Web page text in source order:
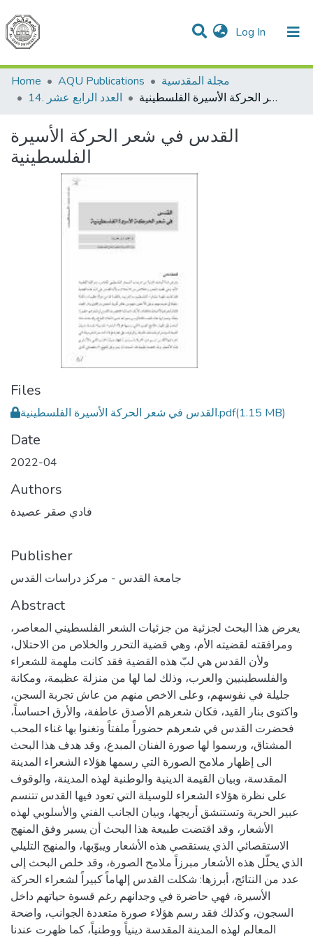
Log In (current)
Communities & Collections
All of DSpace
Home
AQU Publications
مجلة المقدسية
14. العدد الرابع عشر
القدس في شعر الحركة الأسيرة الفلسطينية
القدس في شعر الحركة الأسيرة
الفلسطينية
Files
القدس في شعر الحركة الأسيرة الفلسطينية.pdf(1.15 MB)
Date
2022-04
Authors
فادي صقر عصيدة
Publisher
جامعة القدس - مركز دراسات القدس
Abstract
يعرض هذا البحث لجزئية من جزئيات الشعر الفلسطيني المعاصر،
ومرافقته لقضيته الأم، وهي قضية التحرر والخلاص من الاحتلال،
ولأن القدس هي لبّ هذه القضية فقد كانت ملهمة للشعراء
والفلسطينيين والعرب، وذلك لما لها من منزلة عظيمة، ومكانة
جليلة في نفوسهم، وعلى الاخص منهم من عاش تجربة السجن،
واكتوى بنار القيد، فكان شعرهم الأصدق عاطفة، والأرق احساساً،
فحضرت القدس في شعرهم حضوراً ملفتاً وتغنوا بها غناء المحب
المشتاق، ورسموا لها صورة الفنان المبدع، وقد هدف هذا البحث
الى إظهار ملامح الصورة التي رسمها هؤلاء الشعراء المدينة
المقدسة، وبيان القيمة الدينية والوطنية لهذه المدينة، والوقوف
على نظرة هؤلاء الشعراء للوسيلة التي تعود فيها القدس تتنسم
عبير الحرية وتستنشق أريجها، وبيان الجانب الفني والأسلوبي لهذه
الأشعار، وقد اقتضت طبيعة هذا البحث أن يسير وفق المنهج
الاستقصائي الذي يستقصي هذه الأشعار ويبوّبها، والمنهج التليلي
الذي يحلّل هذه الأشعار مبرزاً ملامح الصورة، وقد خلص البحث إلى
عدد من النتائج، أبرزها: شكلت القدس إلهاماً كبيراً لشعراء الحركة
الأسيرة، فهي حاضرة في وجدانهم رغم قسوة حياتهم داخل
السجون، وكذلك فقد رسم هؤلاء صورة متعددة الجوانب، واضحة
المعالم لهذه المدينة المقدسة دينياً ووطنياً، كما ظهرت عندنا